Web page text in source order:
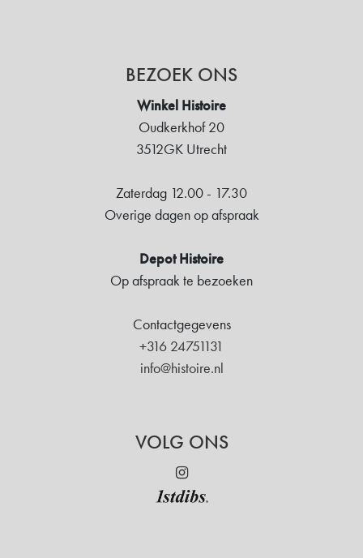
BEZOEK ONS
Winkel Histoire
Oudkerkhof 20
3512GK Utrecht
Zaterdag 12.00 - 17.30
Overige dagen op afspraak
Depot Histoire
Op afspraak te bezoeken
Contactgegevens
+316 24751131
info@histoire.nl
VOLG ONS